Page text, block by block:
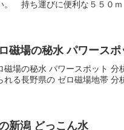
。 持ち運びに便利な５５０ｍ
磁場の秘水 パワース
磁場の秘水 パワースポット 分
れる長野県の ゼロ磁場地帯 分
新潟 どっこん水